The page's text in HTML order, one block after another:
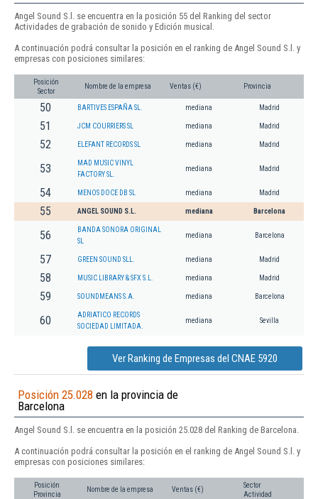
Angel Sound S.l. se encuentra en la posición 55 del Ranking del sector
Actividades de grabación de sonido y Edición musical.
A continuación podrá consultar la posición en el ranking de Angel Sound S.l. y
empresas con posiciones similares:
Posición
Sector
Nombre de la empresa Ventas (€) Provincia
50 BARTIVES ESPAÑA SL. mediana Madrid
51 JCM COURRIERS SL mediana Madrid
52 ELEFANT RECORDS SL mediana Madrid
53
MAD MUSIC VINYL
FACTORY SL.
mediana Madrid
54 MENOS DOCE DB SL mediana Madrid
55 ANGEL SOUND S.L. mediana Barcelona
56
BANDA SONORA ORIGINAL
SL
mediana Barcelona
57 GREEN SOUND SLL. mediana Madrid
58 MUSIC LIBRARY & SFX S.L. mediana Madrid
59 SOUNDMEANS S.A. mediana Barcelona
60
ADRIATICO RECORDS
SOCIEDAD LIMITADA.
mediana Sevilla
Ver Ranking de Empresas del CNAE 5920
Posición 25.028 en la provincia de
Barcelona
Angel Sound S.l. se encuentra en la posición 25.028 del Ranking de Barcelona.
A continuación podrá consultar la posición en el ranking de Angel Sound S.l. y
empresas con posiciones similares:
Posición
Provincia
Nombre de la empresa Ventas (€)
Sector
Actividad